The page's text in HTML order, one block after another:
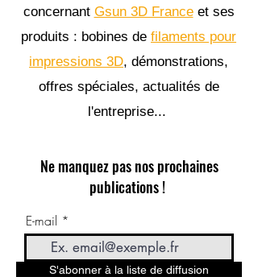
concernant Gsun 3D Franceet ses
produits : bobines de filaments pour
impressions 3D, démonstrations,
offres spéciales, actualités de
l'entreprise...
Ne manquez pas nos prochaines
publications !
E-mail
S'abonner à la liste de diffusion